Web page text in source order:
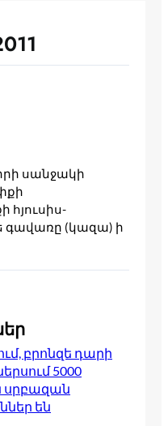
սանջակի
հյուսիս-
գավառը (կազա) ի
բրոնզե դարի
5000
են